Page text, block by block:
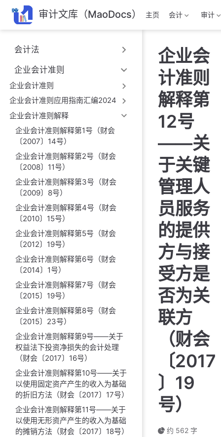
跳
至
主
內
容
审计文库（MaoDocs） 主页 会计 审计
会计法
企业会计准则
企业会计准则
企业会计准则应用指南汇编2024
企业会计准则解释
企业会计准则解释第1号（财会
〔2007〕14号）
企业会计准则解释第2号（财会
〔2008〕11号）
企业会计准则解释第3号（财会
〔2009〕8号）
企业会计准则解释第4号（财会
〔2010〕15号）
企业会计准则解释第5号（财会
〔2012〕19号）
企业会计准则解释第6号（财会
〔2014〕1号）
企业会计准则解释第7号（财会
〔2015〕19号）
企业会计准则解释第8号（财会
〔2015〕23号）
企业会计准则解释第9号——关于
权益法下投资净损失的会计处理
（财会〔2017〕16号）
企业会计准则解释第10号——关于
以使用固定资产产生的收入为基础
的折旧方法（财会〔2017〕17号）
企业会计准则解释第11号——关于
以使用无形资产产生的收入为基础
的摊销方法（财会〔2017〕18号）
企业会
计准则
解释第
12号
——关
于关键
管理人
员服务
的提供
方与接
受方是
否为关
联方
（财会
〔2017
〕19
号）
约 562 字